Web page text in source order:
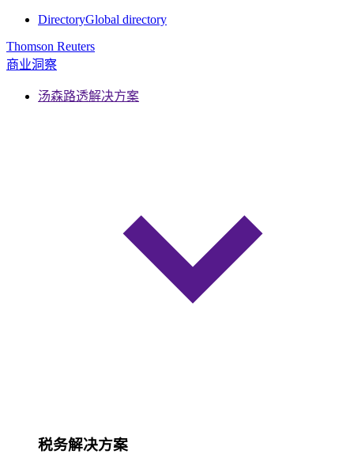
DirectoryGlobal directory
Thomson Reuters
商业洞察
汤森路透解决方案
税务解决方案